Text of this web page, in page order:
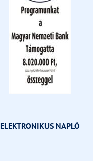
ELEKTRONIKUS NAPLÓ